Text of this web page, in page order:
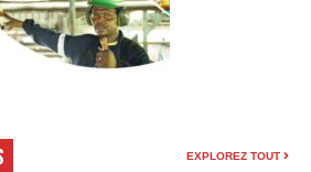
EXPLOREZ TOUT